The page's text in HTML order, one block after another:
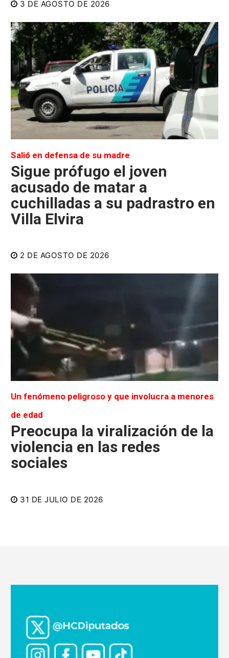
3 DE AGOSTO DE 2026
Salió en defensa de su madre
Sigue prófugo el joven
acusado de matar a
cuchilladas a su padrastro en
Villa Elvira
2 DE AGOSTO DE 2026
Un fenómeno peligroso y que involucra a menores
de edad
Preocupa la viralización de la
violencia en las redes
sociales
31 DE JULIO DE 2026